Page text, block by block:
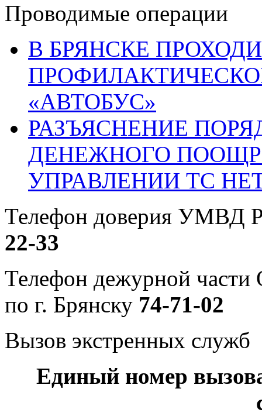
Проводимые операции
В БРЯНСКЕ
«АВТОБУС»
РАЗЪЯСНЕНИЕ
ДЕНЕЖНОГО
УПРАВЛЕНИИ ТС
Телефон доверия УМВД
22-33
Телефон дежурной
по г. Брянску 74-71-02
Вызов экстренных служб
Единый номер